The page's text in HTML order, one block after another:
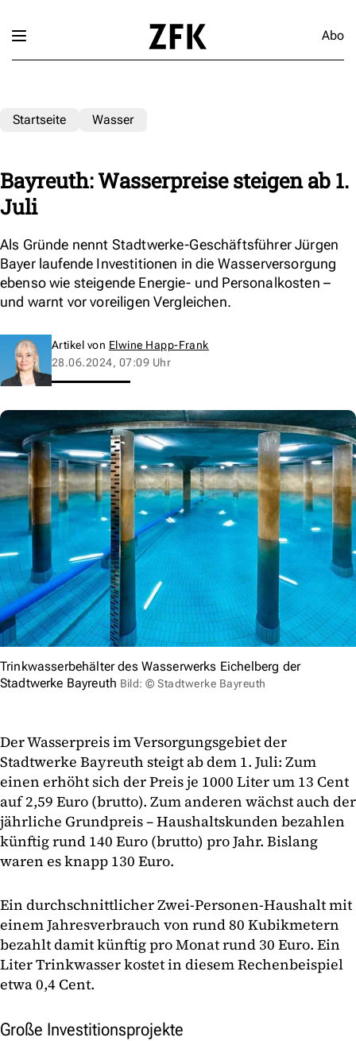
Abo
Startseite Wasser
Bayreuth: Wasserpreise steigen ab 1.
Juli
Als Gründe nennt Stadtwerke-Geschäftsführer Jürgen
Bayer laufende Investitionen in die Wasserversorgung
ebenso wie steigende Energie- und Personalkosten –
und warnt vor voreiligen Vergleichen.
Artikel von Elwine Happ-Frank
28.06.2024, 07:09 Uhr
Trinkwasserbehälter des Wasserwerks Eichelberg der
Stadtwerke Bayreuth Bild: © Stadtwerke Bayreuth
Der Wasserpreis im Versorgungsgebiet der
Stadtwerke Bayreuth steigt ab dem 1. Juli: Zum
einen erhöht sich der Preis je 1000 Liter um 13 Cent
auf 2,59 Euro (brutto). Zum anderen wächst auch der
jährliche Grundpreis – Haushaltskunden bezahlen
künftig rund 140 Euro (brutto) pro Jahr. Bislang
waren es knapp 130 Euro.
Ein durchschnittlicher Zwei-Personen-Haushalt mit
einem Jahresverbrauch von rund 80 Kubikmetern
bezahlt damit künftig pro Monat rund 30 Euro. Ein
Liter Trinkwasser kostet in diesem Rechenbeispiel
etwa 0,4 Cent.
Große Investitionsprojekte